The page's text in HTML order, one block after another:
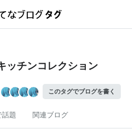
ッチンコレクション
このタグでブログを書く
題 関連ブログ